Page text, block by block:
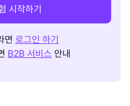
시작하기
면 로그인 하기
B2B 서비스 안내